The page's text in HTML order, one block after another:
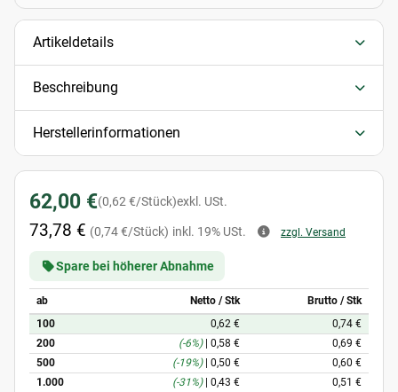
Artikeldetails
Beschreibung
Herstellerinformationen
62,00 €(0,62 €/Stück)exkl. USt.
73,78 € (0,74 €/Stück) inkl. 19% USt. zzgl. Versand
Spare bei höherer Abnahme
ab Netto / Stk
Brutto / Stk
100
0,62 €
0,74 €
200
(-6%) 0,58 €
0,69 €
500
(-19%) 0,50 €
0,60 €
1.000
(-31%) 0,43 €
0,51 €